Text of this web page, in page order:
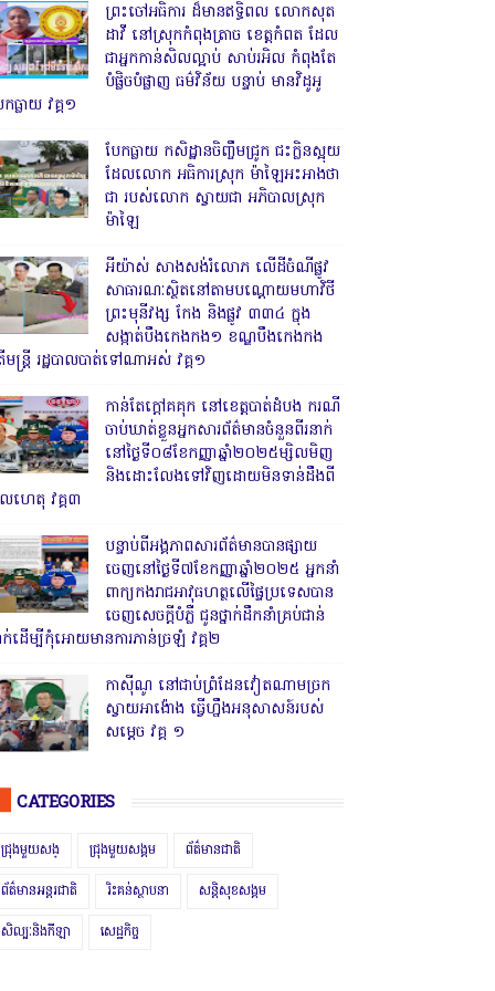
ព្រះចៅអធិការ ដ៏មានឥទ្ធិពល លោកសុត
ដាវី នៅស្រុកកំពុងត្រាច ខេត្តកំពត ដែល
ជាអ្នកកាន់សិលល្អាប់ សាប់រអិល កំពុងតែ
បំផ្លិចបំផ្លាញ ធម៌វិន័យ បន្ទាប់ មានវិដូអូ
កធ្លាយ វគ្គ១
បែកធ្លាយ កសិដ្ឋានចិញ្ចឹមជ្រូក ជះក្លិនស្អុយ
ដែលលោក អធិការស្រុក ម៉ាឡៃអះអាងថា
ជា របស់លោក ស្វាយជា អភិបាលស្រុក
ម៉ាឡៃ
អីយ៉ាស់ សាងសង់រំលោភ លើដីចំណីផ្លូវ
សាធារណៈស្ថិតនៅតាមបណ្ដោយមហាវិថី
ព្រះមុនីវង្ស កែង និងផ្លូវ ៣៣៤ ក្នុង
សង្កាត់បឹងកេងកង១ ខណ្ឌបឹងកេងកង
មន្ត្រី រដ្ឋបាលបាត់ទៅណាអស់ វគ្គ១
កាន់តែក្តៅគគុក នៅខេត្តបាត់ដំបង ករណី
ចាប់ឃាត់ខ្លួនអ្នកសារព័ត៌មានចំនួនពីរនាក់
នៅថ្ងៃទី០៨ខែកញ្ញាឆ្នាំ២០២៥ម្សិលមិញ
និងដោះលែងទៅវិញដោយមិនទាន់ដឹងពី
ហេតុ វគ្គ៣
បន្ទាប់ពីអង្គភាពសារព័ត៌មានបានផ្សាយ
ចេញនៅថ្ងៃទី៧ខែកញ្ញាឆ្នាំ២០២៥ អ្នកនាំ
ពាក្យកងរាជអាវុធហត្ថលើផ្ទៃប្រទេសបាន
ចេញសេចក្តីបំភ្លឺ ជូនថ្នាក់ដឹកនាំគ្រប់ជាន់
ាក់ដើម្បីកុំអោយមានការភាន់ច្រឡំ វគ្គ២
កាសុីណូ នៅជាប់ព្រំដែនវៀតណាមច្រក
ស្វាយអាង៉ោង ធ្វើហ្នឹងអនុសាសន៍របស់
សម្ដេច វគ្គ ១
CATEGORIES
ជ្រុងមួយសង្ ជ្រុងមួយសង្គម ព័ត៌មានជាតិ
ព័ត៌មានអន្តរជាតិ រិះគន់ស្ថាបនា សន្តិសុខសង្គម
សិល្បៈនិងកីឡា សេដ្ឋកិច្ច